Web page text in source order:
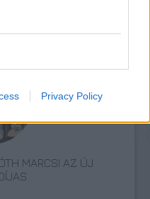
Privacy Policy
MARCSI AZ ÚJ